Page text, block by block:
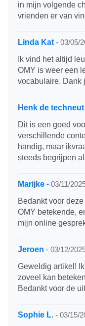
in mijn volgende
vrienden er van
Linda Kat - 03/05/
Ik vind het altijd
OMY is weer een
vocabulaire. Dank
Henk de techneut
Dit is een goed
verschillende
handig, maar
steeds begrijpen
Marijke - 03/11/
Bedankt voor
OMY betekende,
mijn online
Jeroen - 03/12/
Geweldig artikel!
zoveel kan
Bedankt voor de
Sophie L. - 03/15/